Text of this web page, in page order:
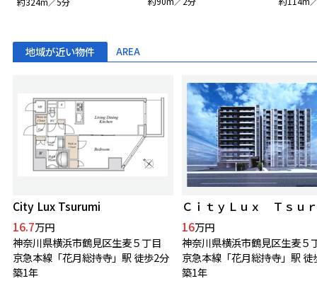
地域が近い物件 AREA
City Lux Tsurumi
16.7万円
神奈川県横浜市鶴見区生麦５丁目
京急本線「花月総持寺」駅 徒歩2分
築1年
16万円
神奈川県横浜市鶴見区生麦５
京急本線「花月総持寺」駅 徒
築1年